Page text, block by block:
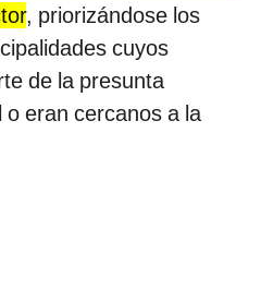
, priorizándose los
cuyos
de la presunta
eran cercanos a la